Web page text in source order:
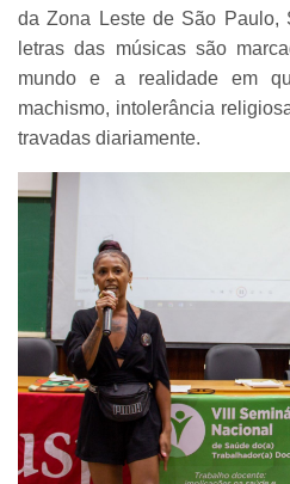
da Zona Leste de São Paulo,
letras das músicas são
mundo e a realidade em
machismo, intolerância
travadas diariamente.